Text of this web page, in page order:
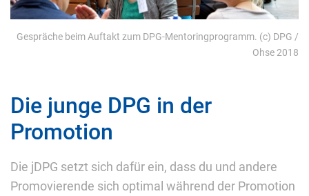
Gespräche beim Auftakt zum DPG-Mentoringprogramm. (c) DPG /
Ohse 2018
Die junge DPG in der
Promotion
Die jDPG setzt sich dafür ein, dass du und andere
Promovierende sich optimal während der Promotion